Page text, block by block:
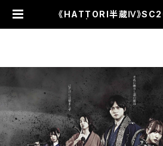
《HATTORI半蔵Ⅳ》